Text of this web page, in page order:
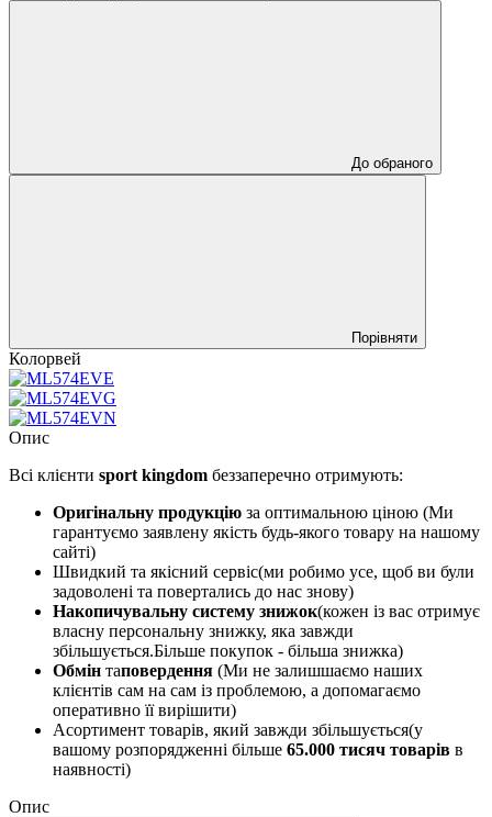
До обраного
Порівняти
Колорвей
Опис
Всі клієнти sport kingdom беззаперечно отримують:
Оригінальну продукцію за оптимальною ціною (Ми
гарантуємо заявлену якість будь-якого товару на нашому
сайті)
Швидкий та якісний сервіс(ми робимо усе, щоб ви були
задоволені та повертались до нас знову)
Накопичувальну систему знижок(кожен із вас отримує
власну персональну знижку, яка завжди
збільшується.Більше покупок - більша знижка)
Обмін таповердення (Ми не залишшаємо наших
клієнтів сам на сам із проблемою, а допомагаємо
оперативно її вирішити)
Асортимент товарів, який завжди збільшується(у
вашому розпорядженні більше 65.000 тисяч товарів в
наявності)
Опис